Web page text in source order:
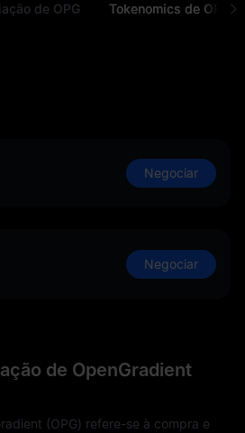
de OPG Tokenomics de OPG
Negociar
Negociar
de OpenGradient
(OPG) refere-se à compra e